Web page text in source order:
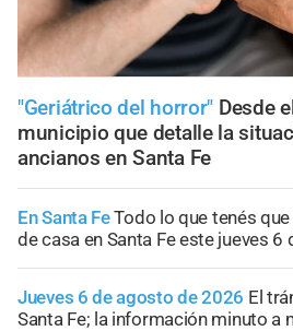
"Geriátrico del horror" Desde
municipio que detalle la
ancianos en Santa Fe
En Santa FeTodo lo que tenés
de casa en Santa Fe este jueves 6
Jueves 6 de agosto de 2026 El
Santa Fe; la información minuto a